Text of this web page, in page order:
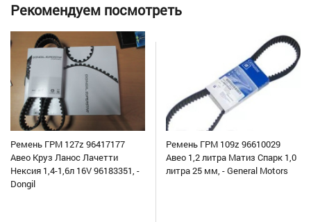
Рекомендуем посмотреть
Ремень ГРМ 127z 96417177
Авео Круз Ланос Лачетти
Нексия 1,4-1,6л 16V 96183351, -
Dongil
Ремень ГРМ 109z 96610029
Авео 1,2 литра Матиз Спарк 1,0
литра 25 мм, - General Motors